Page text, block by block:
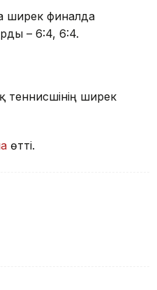
ширек финалда
– 6:4, 6:4.
теннисшінің ширек
өтті.